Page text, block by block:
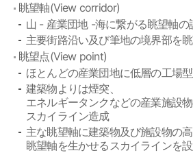
眺望軸(View corridor)
山 - 産業団地 -海に繋がる眺望軸の
主要街路沿い及び筆地の境界部を
眺望点(View point)
ほとんどの産業団地に低層の工場
建築物よりは煙突、
エネルギータンクなどの産業施設
スカイライン造成
主な眺望軸に建築物及び施設物の高
眺望軸を生かせるスカイラインを